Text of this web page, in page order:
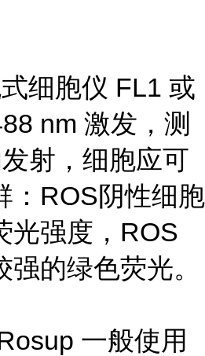
式细胞仪 FL1 或
nm 激发，测
射，细胞应可
：ROS阴性细胞
光强度，ROS
的绿色荧光。
一般使用